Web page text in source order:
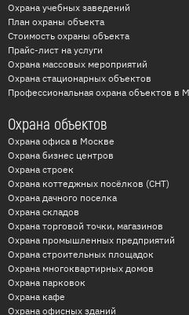
Охрана учебных заведений
План охраны объекта
Стоимость охраны объекта
Прайс-лист на услуги
Охрана массовых мероприятий
Охрана стационарных объектов
Профессиональная охрана объектов в
Охрана объектов
Охрана офиса в Москве
Охрана бизнес центров
Охрана строек
Охрана коттеджных посёлков (СНТ)
Охрана дачного поселка
Охрана складов
Охрана торговой точки, магазинов
Охрана промышленных предприятий
Охрана строительных площадок
Охрана многоквартирных домов
Охрана парковок
Охрана кафе
Охрана офисных зданий